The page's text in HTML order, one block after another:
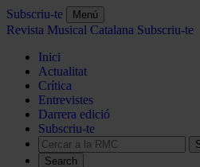
Subscriu-te Menú
Revista Musical Catalana Subscriu-te
Inici
Actualitat
Crítica
Entrevistes
Darrera edició
Subscriu-te
Search